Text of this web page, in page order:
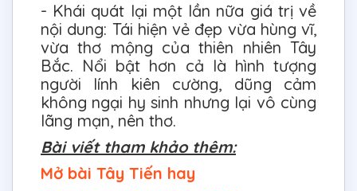
- Khái quát lại một lần nữa giá trị về
nội dung: Tái hiện vẻ đẹp vừa hùng vĩ,
vừa thơ mộng của thiên nhiên Tây
Bắc. Nổi bật hơn cả là hình tượng
người lính kiên cường, dũng cảm
không ngại hy sinh nhưng lại vô cùng
lãng mạn, nên thơ.
Bài viết tham khảo thêm:
Mở bài Tây Tiến hay